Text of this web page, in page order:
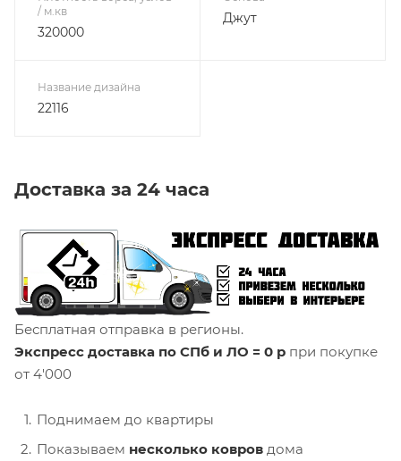
/ м.кв
320000
Джут
Название дизайна
22116
Доставка за 24 часа
Бесплатная отправка в регионы.
Экспресс доставка по СПб и ЛО = 0 р при покупке
от 4'000
Поднимаем до квартиры
Показываем несколько ковров дома